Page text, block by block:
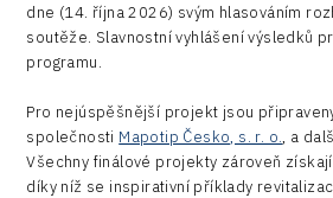
dne (14. října 2026) svým hlasováním
soutěže. Slavnostní vyhlášení výsledků
programu.
Pro nejúspěšnější projekt jsou
společnosti Mapotip Česko, s. r. o., a
Všechny finálové projekty zároveň
díky níž se inspirativní příklady